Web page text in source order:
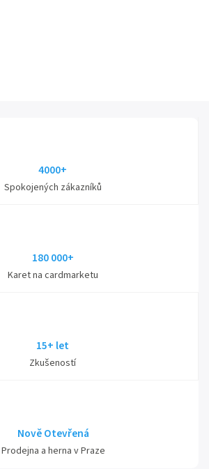
4000+
Spokojených zákazníků
180 000+
Karet na cardmarketu
15+ let
Zkušeností
Nově Otevřená
Prodejna a herna v Praze